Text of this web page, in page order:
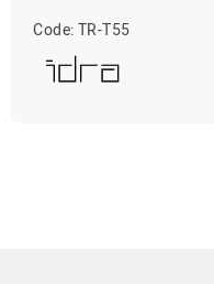
Code: TR-T55